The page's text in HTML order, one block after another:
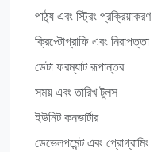
পাঠ্য এবং স্ট্রিং প্রক্রিয়াকরণ
ক্রিপ্টোগ্রাফি এবং নিরাপত্তা
ডেটা ফরম্যাট রূপান্তর
সময় এবং তারিখ টুলস
ইউনিট কনভার্টার
ডেভেলপমেন্ট এবং প্রোগ্রামিং